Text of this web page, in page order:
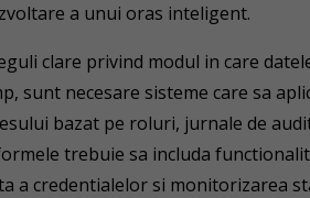
a unui oras inteligent.
clare privind modul in care
sunt necesare sisteme care sa
bazat pe roluri, jurnale de
trebuie sa includa
a credentialelor si monitorizarea